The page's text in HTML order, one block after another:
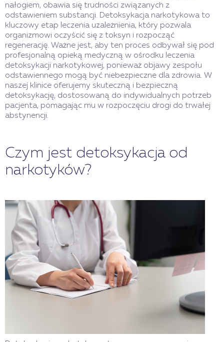
nałogiem, obawia się trudności związanych z
odstawieniem substancji. Detoksykacja narkotykowa to
kluczowy etap leczenia uzależnienia, który pozwala
organizmowi oczyścić się z toksyn i rozpocząć
regenerację. Ważne jest, aby ten proces odbywał się pod
profesjonalną opieką medyczną w ośrodku leczenia
detoksykacji narkotykowej, ponieważ objawy zespołu
odstawiennego mogą być niebezpieczne dla zdrowia. W
naszej klinice oferujemy skuteczną i bezpieczną
detoksykację, dostosowaną do indywidualnych potrzeb
pacjenta, pomagając mu w rozpoczęciu drogi do trwałej
abstynencji.
Czym jest detoksykacja od
narkotyków?